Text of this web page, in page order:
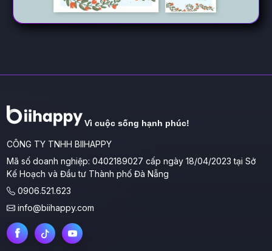
Vì cuộc sống hạnh phúc!
CÔNG TY TNHH BIIHAPPY
Mã số doanh nghiệp: 0402189027 cấp ngày 18/04/2023 tại Sở
Kế Hoạch và Đầu tư Thành phố Đà Nẵng
0906.521.623
info@biihappy.com